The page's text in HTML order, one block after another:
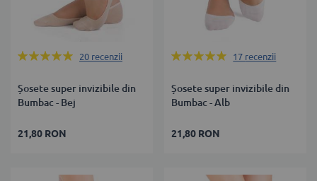
Rating:
20 recenzii
Șosete super invizibile din
Bumbac - Bej
21,80 RON
Rating:
17 recenzii
Șosete super invizibile din
Bumbac - Alb
21,80 RON